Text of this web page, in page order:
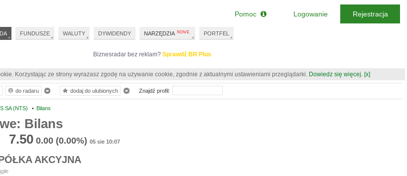
Biznesradar bez reklam? Sprawdź BR Plus
Korzystając ze strony wyrażasz zgodę na używanie cookie, zgodnie z aktualnymi ustawieniami przeglądarki. Dowiedz się więcej. [x]
SA (NTS) • Bilans
Bilans
7.50 0.00 (0.00%) 05 sie 10:07
AKCYJNA
do radaru dodaj do ulubionych Znajdź profil:
FUNDUSZE WALUTY DYWIDENDY NARZĘDZIA PORTFEL
Pomoc Logowanie Rejestracja